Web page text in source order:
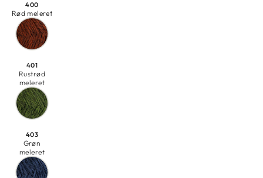
400
Rød meleret
401
Rustrød
meleret
403
Grøn
meleret